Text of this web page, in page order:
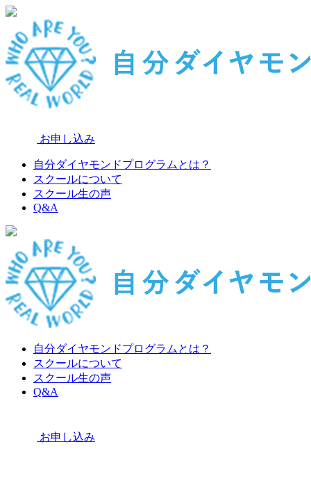
お申し込み
自分ダイヤモンドプログラムとは？
スクールについて
スクール生の声
Q&A
自分ダイヤモンドプログラムとは？
スクールについて
スクール生の声
Q&A
お申し込み